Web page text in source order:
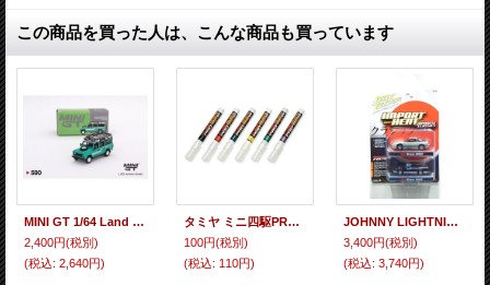
この商品を買った人は、こんな商品も買っています
MINI GT 1/64 Land Rover Defender 110 1985 County Station Wagon Tritend Green (RHD)
2,400円(税別)
(税込: 2,640円)
タミヤ ミニ四駆PRO マーカー TP5 グリーン
100円(税別)
(税込: 110円)
JOHNNY LIGHTNING 1/64 JAPAN CLASSIC 2 SET VERSION B
3,400円(税別)
(税込: 3,740円)